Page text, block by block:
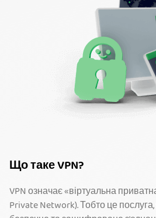
Що таке VPN?
VPN означає «віртуальна
Private Network). Тобто це